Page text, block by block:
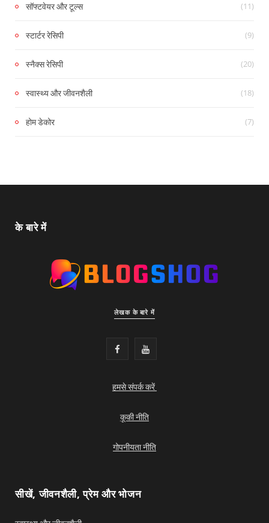
सॉफ्टवेयर और टूल्स (11)
स्टार्टर रेसिपी (9)
स्नैक्स रेसिपी (20)
स्वास्थ्य और जीवनशैली (18)
होम डेकोर (7)
के बारे में
लेखक के बारे में
c
e
Y
u
हमसे संपर्क करें
कूकी नीति
गोपनीयता नीति
सीखें, जीवनशैली, प्रेम और भोजन